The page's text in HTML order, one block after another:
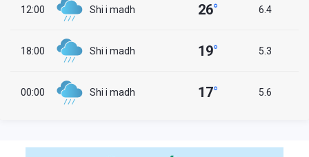
12:00 Shi i madh 26° 6.4
18:00 Shi i madh 19° 5.3
00:00 Shi i madh 17° 5.6